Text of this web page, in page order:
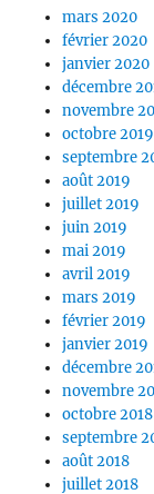
mars 2020
février 2020
janvier 2020
décembre
novembre
octobre 2019
septembre
août 2019
juillet 2019
juin 2019
mai 2019
avril 2019
mars 2019
février 2019
janvier 2019
décembre
novembre
octobre 2018
septembre
août 2018
juillet 2018